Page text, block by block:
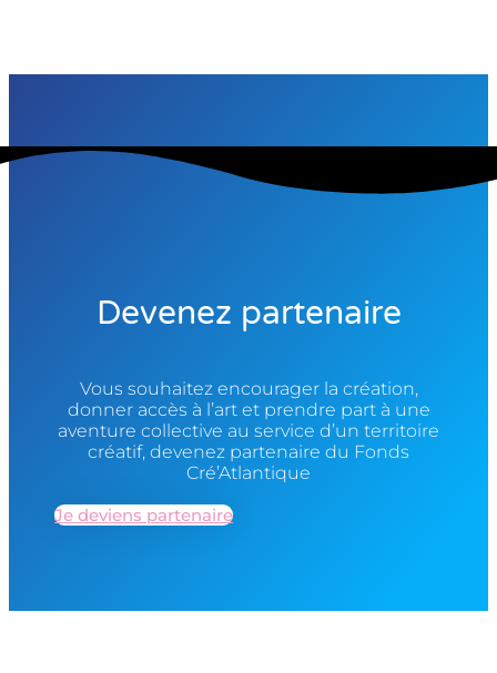
Devenez partenaire
Vous souhaitez encourager la création,
donner accès à l’art et prendre part à une
aventure collective au service d’un territoire
créatif, devenez partenaire du Fonds
Cré’Atlantique
Je deviens partenaire